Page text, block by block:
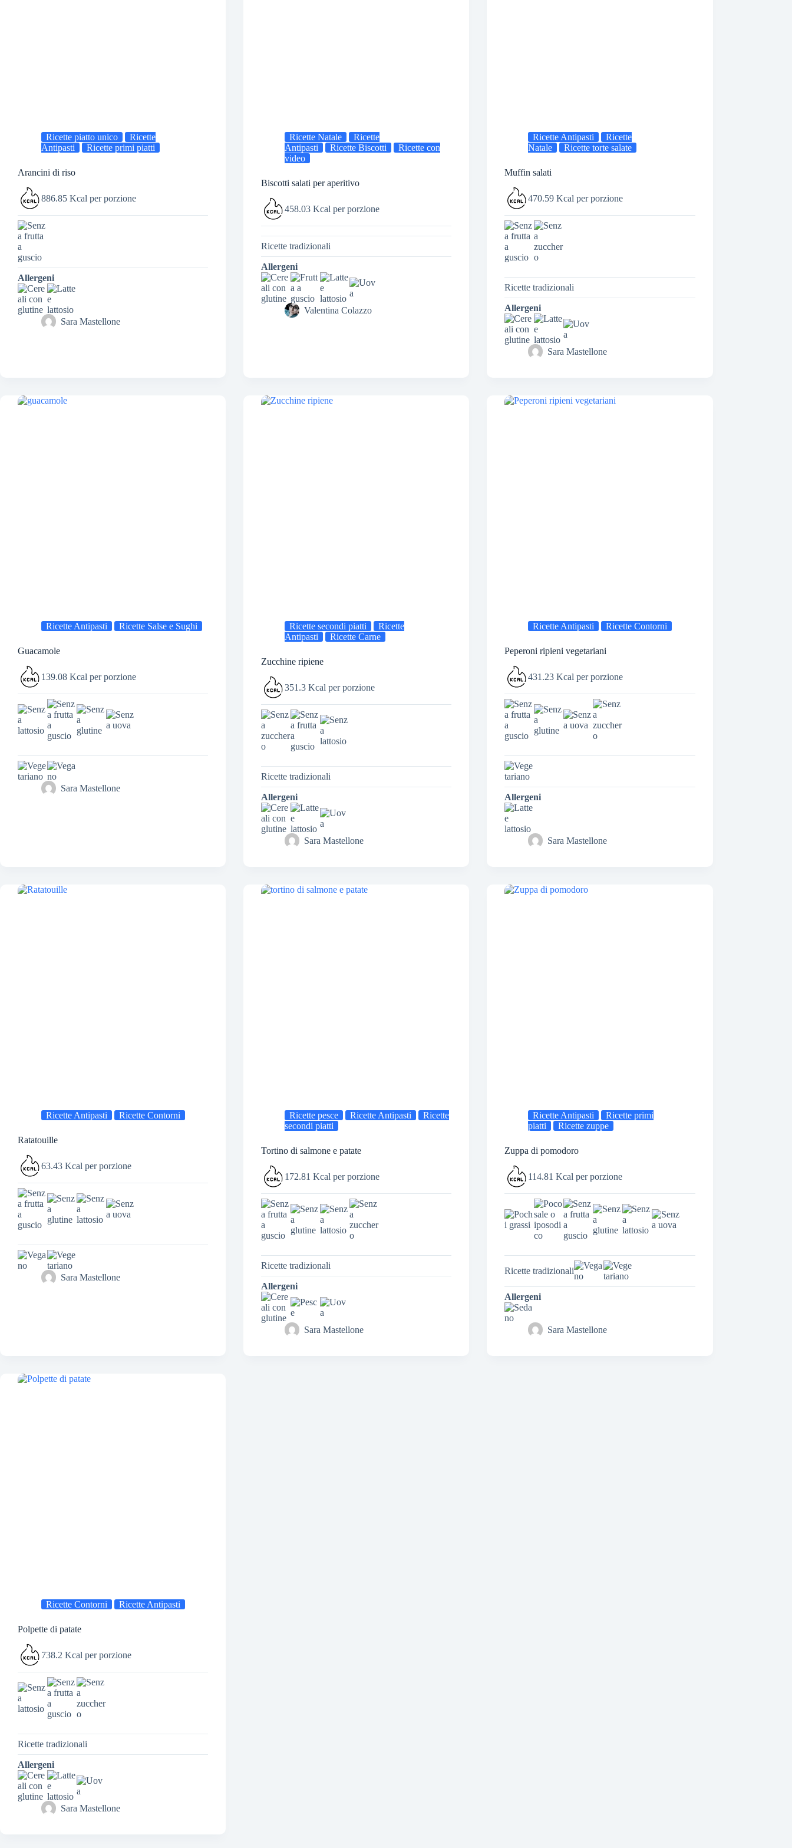
Ricette piatto unico
Ricette
Antipasti
Ricette primi piatti
Arancini di riso
886.85 Kcal per porzione
Allergeni
Sara Mastellone
Ricette Natale
Ricette
Antipasti
Ricette Biscotti
Ricette con
video
Biscotti salati per aperitivo
458.03 Kcal per porzione
Ricette tradizionali
Allergeni
Valentina Colazzo
Ricette Antipasti
Ricette
Natale
Ricette torte salate
Muffin salati
470.59 Kcal per porzione
Ricette tradizionali
Allergeni
Sara Mastellone
Ricette Antipasti Ricette Salse e Sughi
Guacamole
139.08 Kcal per porzione
Sara Mastellone
Ricette secondi piatti
Ricette
Antipasti
Ricette Carne
Zucchine ripiene
351.3 Kcal per porzione
Ricette tradizionali
Allergeni
Sara Mastellone
Ricette Antipasti Ricette Contorni
Peperoni ripieni vegetariani
431.23 Kcal per porzione
Allergeni
Sara Mastellone
Ricette Antipasti Ricette Contorni
Ratatouille
63.43 Kcal per porzione
Sara Mastellone
Ricette pesce Ricette Antipasti
Ricette
secondi piatti
Tortino di salmone e patate
172.81 Kcal per porzione
Ricette tradizionali
Allergeni
Sara Mastellone
Ricette Antipasti
Ricette primi
piatti
Ricette zuppe
Zuppa di pomodoro
114.81 Kcal per porzione
Ricette tradizionali
Allergeni
Sara Mastellone
Ricette Contorni Ricette Antipasti
Polpette di patate
738.2 Kcal per porzione
Ricette tradizionali
Allergeni
Sara Mastellone